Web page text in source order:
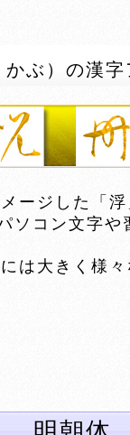
かぶ）の漢
ージした「浮
コン文字や
は大きく様々